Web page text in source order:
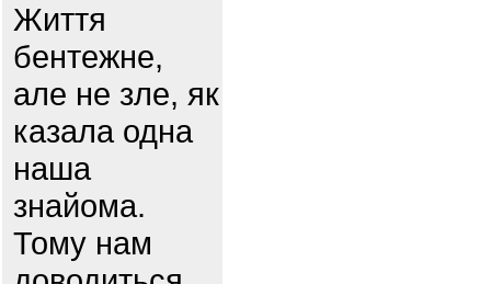
Життя
бентежне,
але не зле, як
казала одна
наша
знайома.
Тому нам